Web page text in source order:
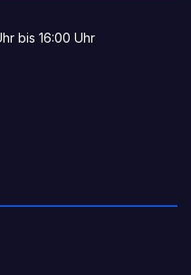
bis 16:00 Uhr